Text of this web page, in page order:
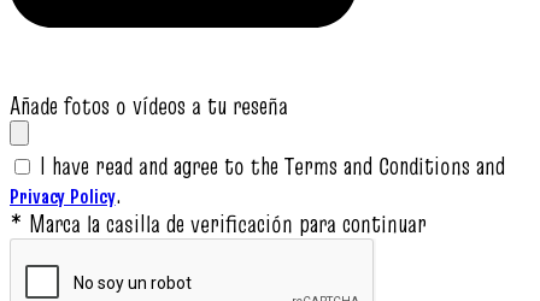
Añade fotos o vídeos a tu reseña
I have read and agree to the Terms and Conditions and
Privacy Policy.
* Marca la casilla de verificación para continuar